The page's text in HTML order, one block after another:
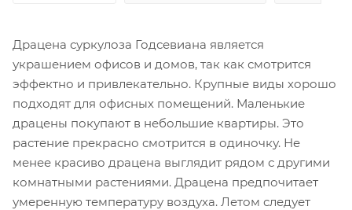
Драцена суркулоза Годсевиана является
украшением офисов и домов, так как смотрится
эффектно и привлекательно. Крупные виды хорошо
подходят для офисных помещений. Маленькие
драцены покупают в небольшие квартиры. Это
растение прекрасно смотрится в одиночку. Не
менее красиво драцена выглядит рядом с другими
комнатными растениями. Драцена предпочитает
умеренную температуру воздуха. Летом следует